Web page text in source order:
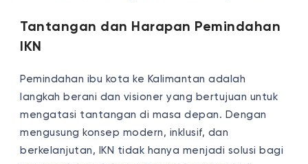
Tantangan dan Harapan Pemindahan
IKN
Pemindahan ibu kota ke Kalimantan adalah
langkah berani dan visioner yang bertujuan untuk
mengatasi tantangan di masa depan. Dengan
mengusung konsep modern, inklusif, dan
berkelanjutan, IKN tidak hanya menjadi solusi bagi